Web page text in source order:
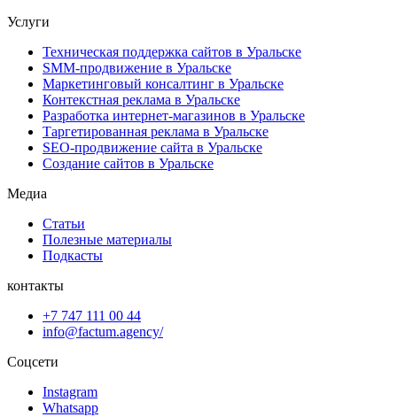
Услуги
Техническая поддержка сайтов в Уральске
SMM-продвижение в Уральске
Маркетинговый консалтинг в Уральске
Контекстная реклама в Уральске
Разработка интернет-магазинов в Уральске
Таргетированная реклама в Уральске
SEO-продвижение сайта в Уральске
Создание сайтов в Уральске
Медиа
Статьи
Полезные материалы
Подкасты
контакты
+7 747 111 00 44
info@factum.agency/
Соцсети
Instagram
Whatsapp